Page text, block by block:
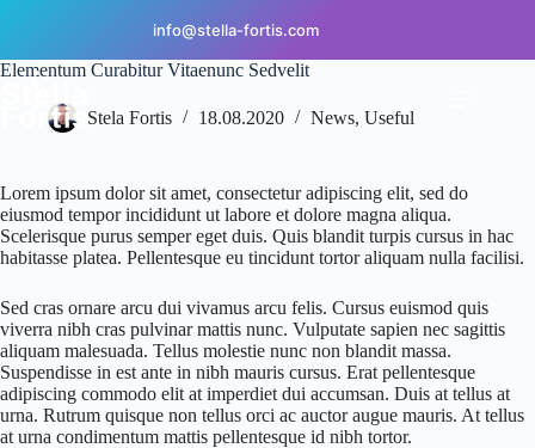
info@stella-fortis.com
Elementum Curabitur Vitaenunc Sedvelit
Stela Fortis 18.08.2020 News, Useful
Lorem ipsum dolor sit amet, consectetur adipiscing elit, sed do
eiusmod tempor incididunt ut labore et dolore magna aliqua.
Scelerisque purus semper eget duis. Quis blandit turpis cursus in hac
habitasse platea. Pellentesque eu tincidunt tortor aliquam nulla facilisi.
Sed cras ornare arcu dui vivamus arcu felis. Cursus euismod quis
viverra nibh cras pulvinar mattis nunc. Vulputate sapien nec sagittis
aliquam malesuada. Tellus molestie nunc non blandit massa.
Suspendisse in est ante in nibh mauris cursus. Erat pellentesque
adipiscing commodo elit at imperdiet dui accumsan. Duis at tellus at
urna. Rutrum quisque non tellus orci ac auctor augue mauris. At tellus
at urna condimentum mattis pellentesque id nibh tortor.